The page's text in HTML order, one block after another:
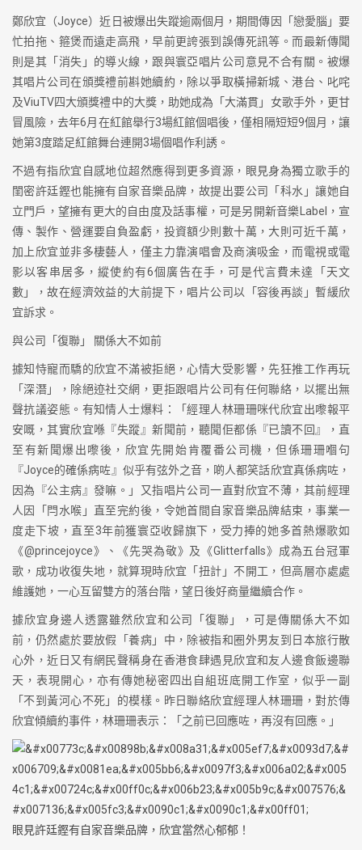
鄭欣宜（Joyce）近日被爆出失蹤逾兩個月，期間傳因「戀愛腦」要
忙拍拖、箍煲而遠走高飛，早前更誇張到誤傳死訊等。而最新傳聞
則是其「消失」的導火線，跟與寰亞唱片公司意見不合有關。被爆
其唱片公司在頒獎禮前斟她續約，除以爭取橫掃新城、港台、叱咤
及ViuTV四大頒獎禮中的大獎，助她成為「大滿貫」女歌手外，更甘
冒風險，去年6月在紅館舉行3場紅館個唱後，僅相隔短短9個月，讓
她第3度踏足紅館舞台連開3場個唱作利誘。
不過有指欣宜自感地位超然應得到更多資源，眼見身為獨立歌手的
閨密許廷鏗也能擁有自家音樂品牌，故提出要公司「科水」讓她自
立門戶，望擁有更大的自由度及話事權，可是另開新音樂Label，宣
傳、製作、營運要自負盈虧，投資額少則數十萬，大則可近千萬，
加上欣宜並非多棲藝人，僅主力靠演唱會及商演吸金，而電視或電
影以客串居多，縱使約有6個廣告在手，可是代言費未達「天文
數」，故在經濟效益的大前提下，唱片公司以「容後再談」暫緩欣
宜訴求。
與公司「復聯」 關係大不如前
據知恃寵而驕的欣宜不滿被拒絕，心情大受影響，先狂推工作再玩
「深潛」，除絕迹社交網，更拒跟唱片公司有任何聯絡，以擺出無
聲抗議姿態。有知情人士爆料：「經理人林珊珊咪代欣宜出嚟報平
安嘅，其實欣宜喺『失蹤』新聞前，聽聞佢都係『已讀不回』，直
至有新聞爆出嚟後，欣宜先開始肯覆番公司機，但係珊珊嗰句
『Joyce的確係病咗』似乎有弦外之音，啲人都笑話欣宜真係病咗，
因為『公主病』發嘛。」又指唱片公司一直對欣宜不薄，其前經理
人因「閂水喉」直至完約後，令她首間自家音樂品牌結束，事業一
度走下坡，直至3年前獲寰亞收歸旗下，受力捧的她多首熱爆歌如
《@princejoyce》、《先哭為敬》及《Glitterfalls》成為五台冠軍
歌，成功收復失地，就算現時欣宜「扭計」不開工，但高層亦處處
維護她，一心互留雙方的落台階，望日後好商量繼續合作。
據欣宜身邊人透露雖然欣宜和公司「復聯」，可是傳關係大不如
前，仍然處於要放假「養病」中，除被指和圈外男友到日本旅行散
心外，近日又有網民聲稱身在香港食肆遇見欣宜和友人邊食飯邊聯
天，表現開心，亦有傳她秘密四出自組班底開工作室，似乎一副
「不到黃河心不死」的模樣。昨日聯絡欣宜經理人林珊珊，對於傳
欣宜傾續約事件，林珊珊表示：「之前已回應咗，再沒有回應。」
眼見許廷鏗有自家音樂品牌，欣宜當然心郁郁！